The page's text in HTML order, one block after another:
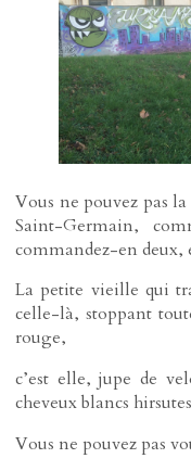
Vous ne pouvez pas
Saint-Germain,
commandez-en deux,
La petite vieille qui
celle-là, stoppant
rouge,
c’est elle, jupe de
cheveux blancs
Vous ne pouvez pas